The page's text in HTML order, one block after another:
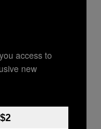
judía
del
a
access to
new